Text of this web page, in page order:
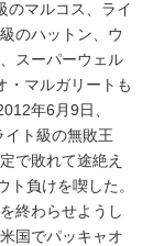
のマルコス、ライ
のハットン、ウ
スーパーウェル
・マルガリートも
年6月9日、
ト級の無敗王
で敗れて途絶え
負けを喫した。
終わらせようし
国でパッキャオ